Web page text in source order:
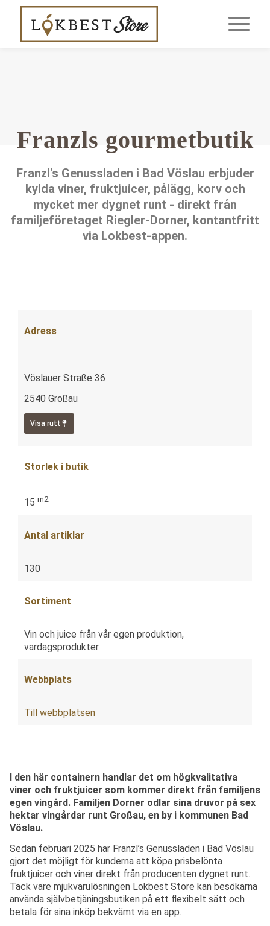
Franzls gourmetbutik
Franzl's Genussladen i Bad Vöslau erbjuder
kylda viner, fruktjuicer, pålägg, korv och
mycket mer dygnet runt - direkt från
familjeföretaget Riegler-Dorner, kontantfritt
via Lokbest-appen.
Adress
Vöslauer Straße 36
2540 Großau
Visa rutt
Storlek i butik
15 m2
Antal artiklar
130
Sortiment
Vin och juice från vår egen produktion,
vardagsprodukter
Webbplats
Till webbplatsen
I den här containern handlar det om högkvalitativa
viner och fruktjuicer som kommer direkt från familjens
egen vingård. Familjen Dorner odlar sina druvor på sex
hektar vingårdar runt Großau, en by i kommunen Bad
Vöslau.
Sedan februari 2025 har Franzl’s Genussladen i Bad Vöslau
gjort det möjligt för kunderna att köpa prisbelönta
fruktjuicer och viner direkt från producenten dygnet runt.
Tack vare mjukvarulösningen Lokbest Store kan besökarna
använda självbetjäningsbutiken på ett flexibelt sätt och
betala för sina inköp bekvämt via en app.